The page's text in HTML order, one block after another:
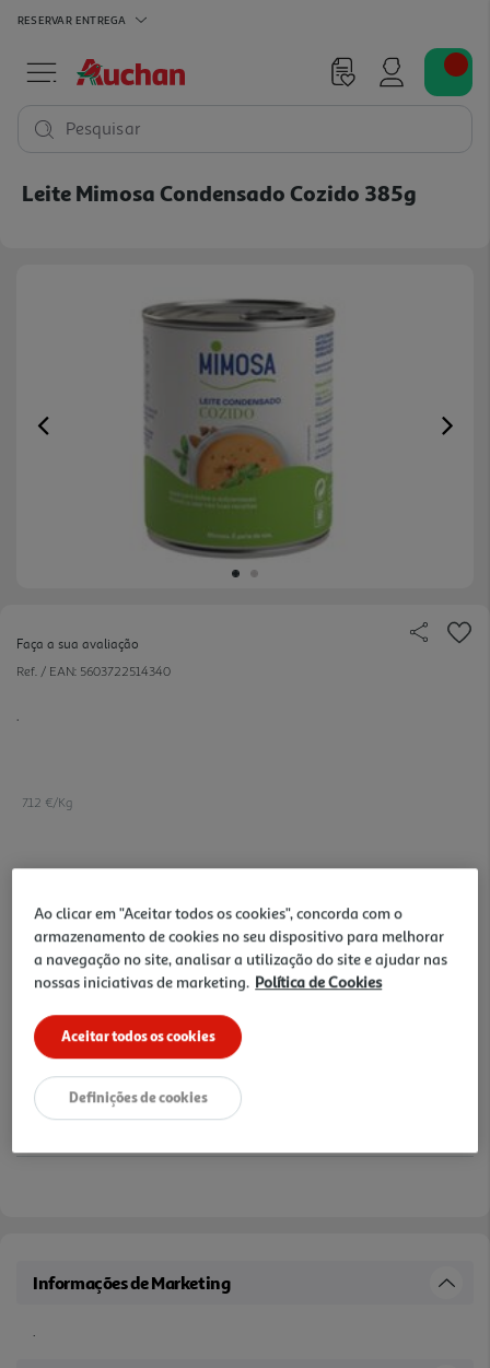
RESERVAR ENTREGA
Pesquisar
Leite Mimosa Condensado Cozido 385g
Previous
Faça a sua avaliação
Ref. / EAN: 5603722514340
7.12 €/Kg
Notas de preparação
Informações de Marketing
.
Ao clicar em "Aceitar todos os cookies", concorda com o
armazenamento de cookies no seu dispositivo para melhorar
a navegação no site, analisar a utilização do site e ajudar nas
nossas iniciativas de marketing. Política de Cookies
Aceitar todos os cookies
Definições de cookies